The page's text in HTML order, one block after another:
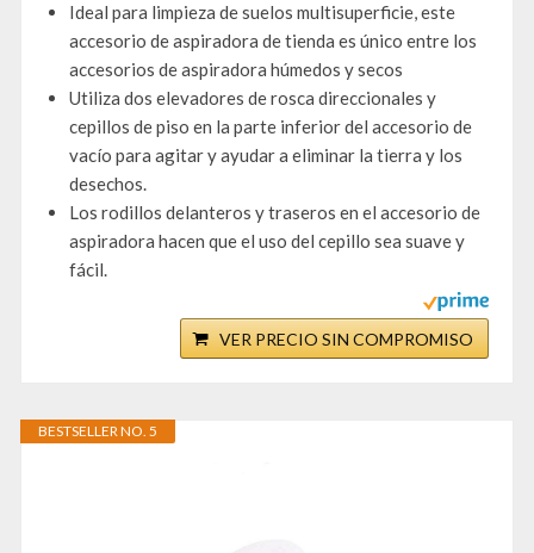
Ideal para limpieza de suelos multisuperficie, este
accesorio de aspiradora de tienda es único entre los
accesorios de aspiradora húmedos y secos
Utiliza dos elevadores de rosca direccionales y
cepillos de piso en la parte inferior del accesorio de
vacío para agitar y ayudar a eliminar la tierra y los
desechos.
Los rodillos delanteros y traseros en el accesorio de
aspiradora hacen que el uso del cepillo sea suave y
fácil.
VER PRECIO SIN COMPROMISO
BESTSELLER NO. 5